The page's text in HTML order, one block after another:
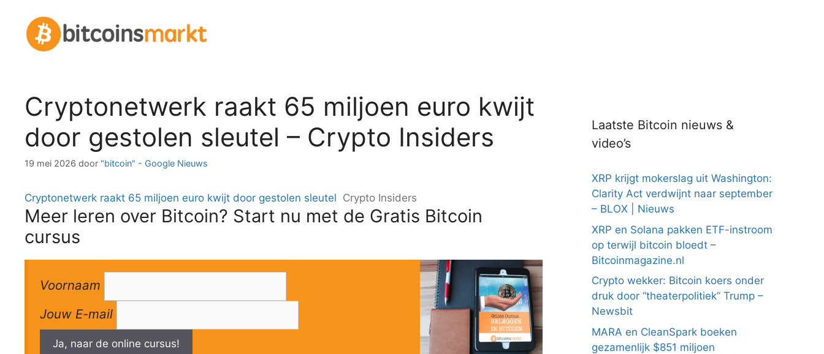
inhoud
Cryptonetwerk raakt 65 miljoen euro kwijt
door gestolen sleutel – Crypto Insiders
19 mei 2026 door "bitcoin" - Google Nieuws
Cryptonetwerk raakt 65 miljoen euro kwijt door gestolen sleutel Crypto Insiders
Meer leren over Bitcoin? Start nu met de Gratis Bitcoin
cursus
Voornaam
Jouw E-mail
Ja, naar de online cursus!
Laatste Bitcoin nieuws &
video’s
XRP krijgt mokerslag uit Washington:
Clarity Act verdwijnt naar september
– BLOX | Nieuws
XRP en Solana pakken ETF-instroom
op terwijl bitcoin bloedt –
Bitcoinmagazine.nl
Crypto wekker: Bitcoin koers onder
druk door “theaterpolitiek” Trump –
Newsbit
MARA en CleanSpark boeken
gezamenlijk $851 miljoen